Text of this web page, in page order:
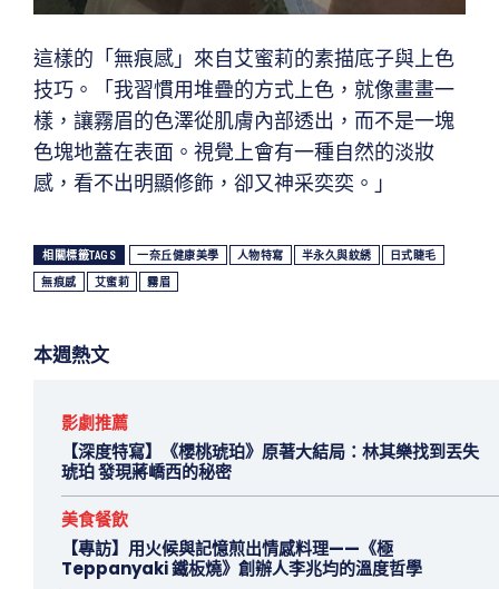
這樣的「無痕感」來自艾蜜莉的素描底子與上色
技巧。「我習慣用堆疊的方式上色，就像畫畫一
樣，讓霧眉的色澤從肌膚內部透出，而不是一塊
色塊地蓋在表面。視覺上會有一種自然的淡妝
感，看不出明顯修飾，卻又神采奕奕。」
相關標籤TAGS 一奈丘健康美學 人物特寫 半永久與紋綉 日式睫毛
無痕感 艾蜜莉 霧眉
本週熱文
影劇推薦
【深度特寫】《櫻桃琥珀》原著大結局：林其樂找到丟失
琥珀 發現蔣嶠西的秘密
美食餐飲
【專訪】用火候與記憶煎出情感料理——《極
Teppanyaki 鐵板燒》創辦人李兆均的溫度哲學